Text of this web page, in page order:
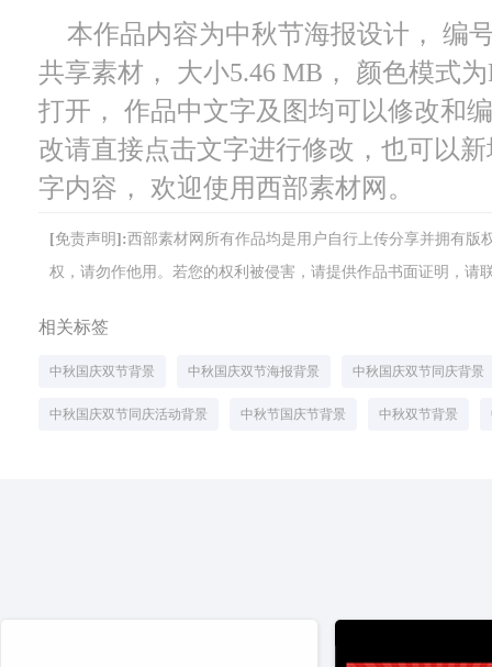
本作品内容为中秋节海报设计， 编
共享素材， 大小5.46 MB， 颜色模式
打开， 作品中文字及图均可以修改和
改请直接点击文字进行修改，也可以
字内容， 欢迎使用西部素材网。
[免责声明]:西部素材网所有作品均是用户自行上传分享并拥有
权，请勿作他用。若您的权利被侵害，请提供作品书面证明，请
相关标签
中秋国庆双节背景 中秋国庆双节海报背景 中秋国庆双节同庆背景
中秋国庆双节同庆活动背景 中秋节国庆节背景 中秋双节背景